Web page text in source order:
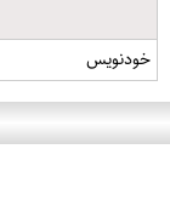
خودنویس